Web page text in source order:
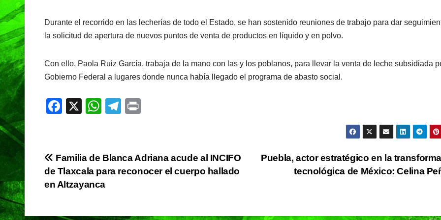
Durante el recorrido en las lecherías de todo el Estado, se han sostenido reuniones de trabajo para dar
la solicitud de apertura de nuevos puntos de venta de productos en líquido y en polvo.
Con ello, Paola Ruiz García, trabaja de la mano con las y los poblanos, para llevar la venta de leche subsidiada
Gobierno Federal a lugares donde nunca había llegado el programa de abasto social.
F
e
b
o
k
X
W
s
A
p
T
gr
a
Navegación
de
Puebla, actor estratégico en la
tecnológica de México: Celina
Familia de Blanca Adriana acude al INCIFO
de Tlaxcala para reconocer el cuerpo hallado
en Altzayanca
Carmelitas
Café, el sabor
a los visitantes
de Ixtapa-
Zihuatanejo
Oreo®